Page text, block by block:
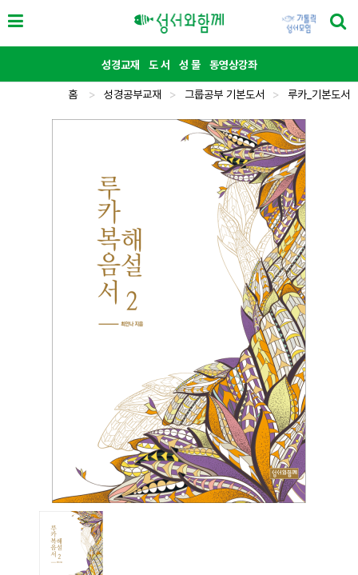
성경교재 도 서 성 물 동영상강좌
홈 > 성경공부교재 > 그룹공부 기본도서 > 루카_기본도서